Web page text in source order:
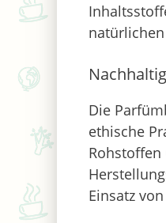
Die
ethische
Einsatz